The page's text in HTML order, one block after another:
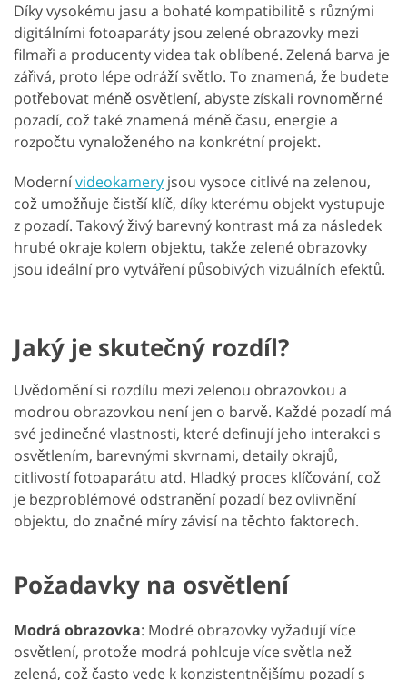
Díky vysokému jasu a bohaté kompatibilitě s různými
digitálními fotoaparáty jsou zelené obrazovky mezi
filmaři a producenty videa tak oblíbené. Zelená barva je
zářivá, proto lépe odráží světlo. To znamená, že budete
potřebovat méně osvětlení, abyste získali rovnoměrné
pozadí, což také znamená méně času, energie a
rozpočtu vynaloženého na konkrétní projekt.
Modernívideokamery jsou vysoce citlivé na zelenou,
což umožňuje čistší klíč, díky kterému objekt vystupuje
z pozadí. Takový živý barevný kontrast má za následek
hrubé okraje kolem objektu, takže zelené obrazovky
jsou ideální pro vytváření působivých vizuálních efektů.
Jaký je skutečný rozdíl?
Uvědomění si rozdílu mezi zelenou obrazovkou a
modrou obrazovkou není jen o barvě. Každé pozadí má
své jedinečné vlastnosti, které definují jeho interakci s
osvětlením, barevnými skvrnami, detaily okrajů,
citlivostí fotoaparátu atd. Hladký proces klíčování, což
je bezproblémové odstranění pozadí bez ovlivnění
objektu, do značné míry závisí na těchto faktorech.
Požadavky na osvětlení
Modrá obrazovka: Modré obrazovky vyžadují více
osvětlení, protože modrá pohlcuje více světla než
zelená, což často vede k konzistentnějšímu pozadí s